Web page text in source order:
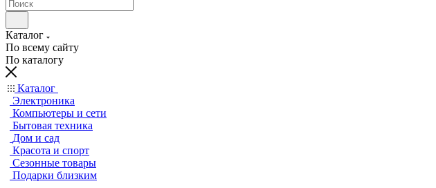
Каталог
По всему сайту
По каталогу
Каталог
Электроника
Компьютеры и сети
Бытовая техника
Дом и сад
Красота и спорт
Сезонные товары
Подарки близким